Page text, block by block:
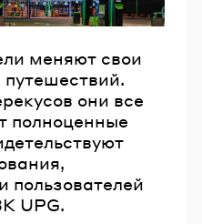
меняют свои
они все
полноценные
пользователей
UPG.